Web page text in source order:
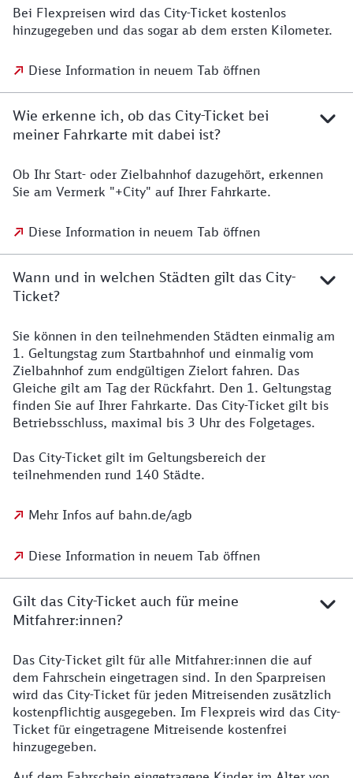
Bei Flexpreisen wird das City-Ticket kostenlos
hinzugegeben und das sogar ab dem ersten Kilometer.
Diese Information in neuem Tab öffnen
Wie erkenne ich, ob das City-Ticket bei
meiner Fahrkarte mit dabei ist?
Ob Ihr Start- oder Zielbahnhof dazugehört, erkennen
Sie am Vermerk "+City" auf Ihrer Fahrkarte.
Diese Information in neuem Tab öffnen
Wann und in welchen Städten gilt das City-
Ticket?
Sie können in den teilnehmenden Städten einmalig am
1. Geltungstag zum Startbahnhof und einmalig vom
Zielbahnhof zum endgültigen Zielort fahren. Das
Gleiche gilt am Tag der Rückfahrt. Den 1. Geltungstag
finden Sie auf Ihrer Fahrkarte. Das City-Ticket gilt bis
Betriebsschluss, maximal bis 3 Uhr des Folgetages.
Das City-Ticket gilt im Geltungsbereich der
teilnehmenden rund 140 Städte.
Mehr Infos auf bahn.de/agb
Diese Information in neuem Tab öffnen
Gilt das City-Ticket auch für meine
Mitfahrer:innen?
Das City-Ticket gilt für alle Mitfahrer:innen die auf
dem Fahrschein eingetragen sind. In den Sparpreisen
wird das City-Ticket für jeden Mitreisenden zusätzlich
kostenpflichtig ausgegeben. Im Flexpreis wird das City-
Ticket für eingetragene Mitreisende kostenfrei
hinzugegeben.